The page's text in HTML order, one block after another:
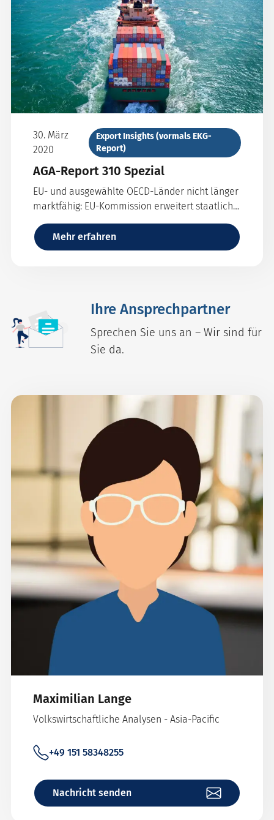
30. März
2020
Export Insights (vormals EKG-
Report)
AGA-Report 310 Spezial
EU- und ausgewählte OECD-Länder nicht länger
marktfähig: EU-Kommission erweitert staatliche
Absicherungsmöglichkeiten im Kurzfristgeschäft
Mehr erfahren
Ihre Ansprechpartner
Sprechen Sie uns an – Wir sind für
Sie da.
Maximilian Lange
Volkswirtschaftliche Analysen - Asia-Pacific
+49 151 58348255
Nachricht senden